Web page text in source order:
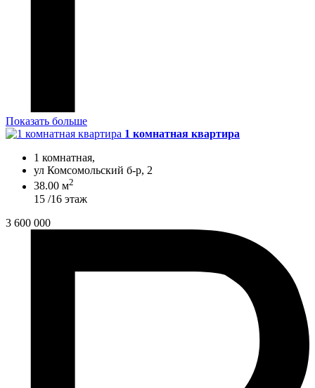
Показать больше
1 комнатная квартира
1 комнатная,
ул Комсомольский б-р, 2
38.00 м2
15 /16 этаж
3 600 000